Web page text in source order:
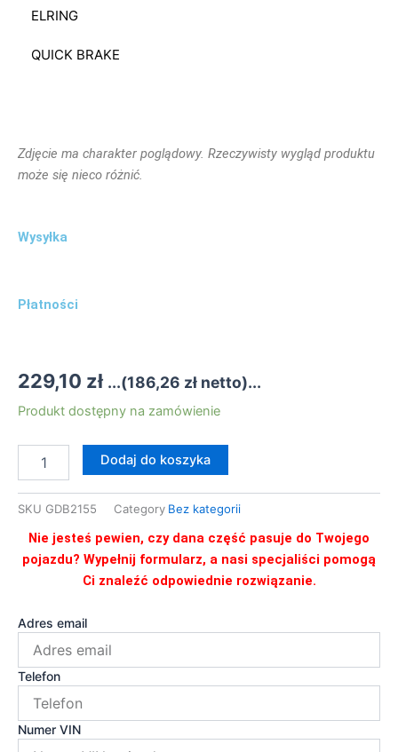
ELRING
QUICK BRAKE
Zdjęcie ma charakter poglądowy. Rzeczywisty wygląd produktu
może się nieco różnić.
Wysyłka
Płatności
229,10 zł ...(186,26 zł netto)...
Produkt dostępny na zamówienie
ilość
KLOCKI
HAMULCOWE
KPL
Dodaj do koszyka
SKU GDB2155 Category Bez kategorii
Nie jesteś pewien, czy dana część pasuje do Twojego
pojazdu? Wypełnij formularz, a nasi specjaliści pomogą
Ci znaleźć odpowiednie rozwiązanie.
Adres email
Telefon
Numer VIN